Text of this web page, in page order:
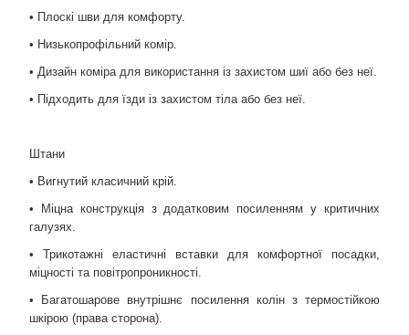
• Плоскі шви для комфорту.
• Низькопрофільний комір.
• Дизайн коміра для використання із захистом шиї або без неї.
• Підходить для їзди із захистом тіла або без неї.
Штани
• Вигнутий класичний крій.
• Міцна конструкція з додатковим посиленням у критичних
галузях.
• Трикотажні еластичні вставки для комфортної посадки,
міцності та повітропроникності.
• Багатошарове внутрішнє посилення колін з термостійкою
шкірою (права сторона).